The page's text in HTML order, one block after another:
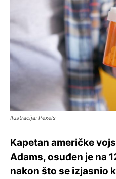
Ilustracija: Pexels
Kapetan američke
Adams, osuđen je na
nakon što se izjasnio